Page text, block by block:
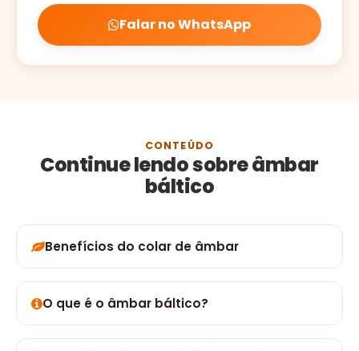
Falar no WhatsApp
CONTEÚDO
Continue lendo sobre âmbar
báltico
Benefícios do colar de âmbar
O que é o âmbar báltico?